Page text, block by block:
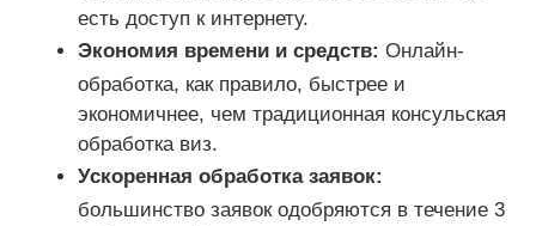
есть доступ к интернету.
Экономия времени и средств: Онлайн-
обработка, как правило, быстрее и
экономичнее, чем традиционная консульская
обработка виз.
Ускоренная обработка заявок:
большинство заявок одобряются в течение 3